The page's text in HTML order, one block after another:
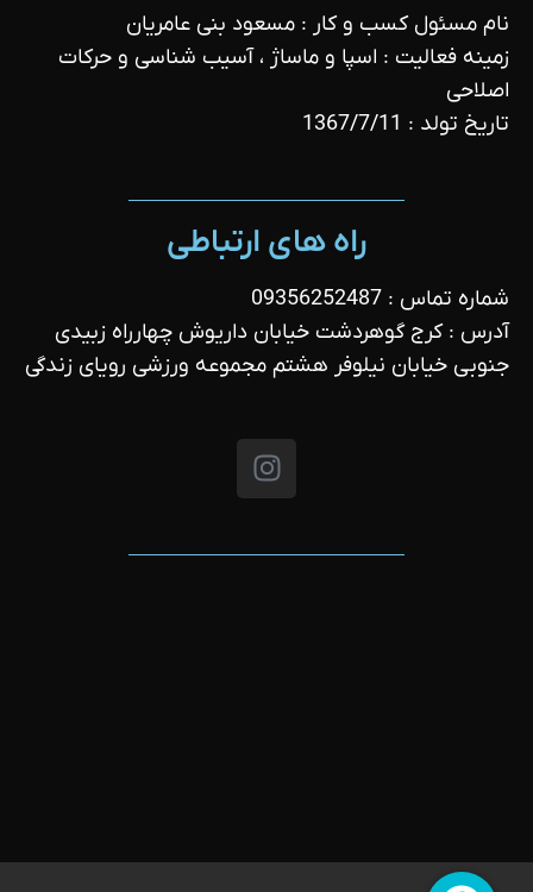
نام مسئول کسب و کار : مسعود بنی عامریان
زمینه فعالیت : اسپا و ماساژ ، آسیب شناسی و حرکات
اصلاحی
تاریخ تولد : 1367/7/11
راه های ارتباطی
شماره تماس : 09356252487
آدرس : کرج گوهردشت خیابان داریوش چهارراه زبیدی
جنوبی خیابان نیلوفر هشتم مجموعه ورزشی رویای زندگی